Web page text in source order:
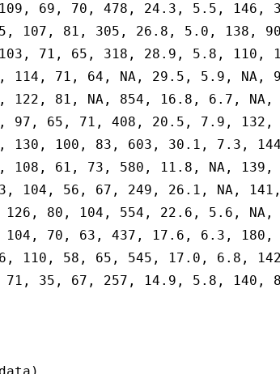
69, 70, 478, 24.3, 5.5, 146,
107, 81, 305, 26.8, 5.0, 138,
71, 65, 318, 28.9, 5.8, 110,
114, 71, 64, NA, 29.5, 5.9, NA,
122, 81, NA, 854, 16.8, 6.7, NA,
97, 65, 71, 408, 20.5, 7.9, 132,
130, 100, 83, 603, 30.1, 7.3,
108, 61, 73, 580, 11.8, NA, 139,
104, 56, 67, 249, 26.1, NA,
80, 104, 554, 22.6, 5.6, NA,
70, 63, 437, 17.6, 6.3, 180,
110, 58, 65, 545, 17.0, 6.8,
35, 67, 257, 14.9, 5.8, 140,